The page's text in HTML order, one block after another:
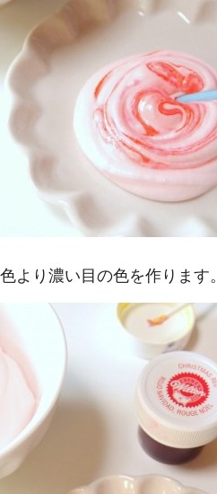
より濃い目の色を作ります。